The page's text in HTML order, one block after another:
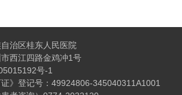
治区桂东人民医院
西江四路金鸡冲1号
号-1
证》登记号：49924806-345040311A1001